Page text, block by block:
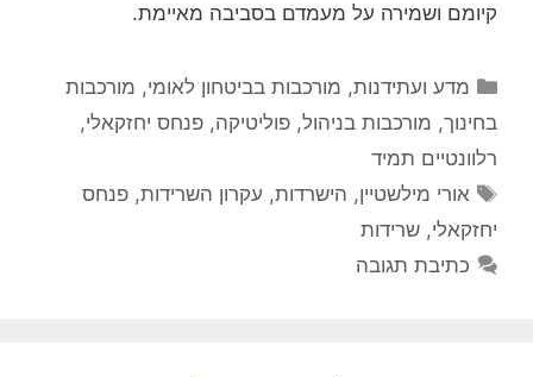
קיומם ושמירה על מעמדם בסביבה מאיימת.
קטגוריות
מדע ועתידנות, מורכבות בביטחון לאומי, מורכבות
בחינוך, מורכבות בניהול, פוליטיקה, פנחס יחזקאלי,
רלוונטיים תמיד
תגיות
אורי מילשטיין, הישרדות, עקרון השרידות,פנחס
יחזקאלי, שרידות
כתיבת תגובה